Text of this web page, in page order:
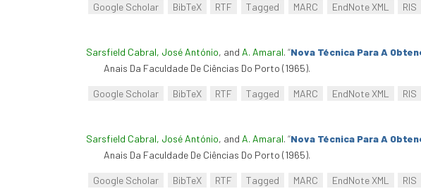
Google Scholar BibTeX RTF Tagged MARC EndNote XML RIS
Sarsfield Cabral, José António, and A. Amaral. “Nova Técnica Para A
Anais Da Faculdade De Ciências Do Porto (1965).
Google Scholar BibTeX RTF Tagged MARC EndNote XML RIS
Sarsfield Cabral, José António, and A. Amaral. “Nova Técnica Para A
Anais Da Faculdade De Ciências Do Porto (1965).
Google Scholar BibTeX RTF Tagged MARC EndNote XML RIS